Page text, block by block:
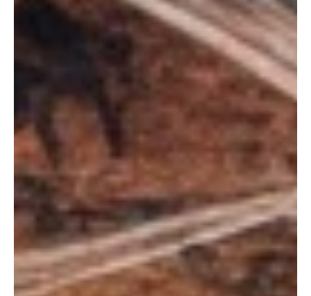
Type and hit enter